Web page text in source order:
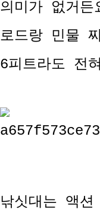
의미가 없거
로드랑 민물
6피트라도 전
낚싯대는 액